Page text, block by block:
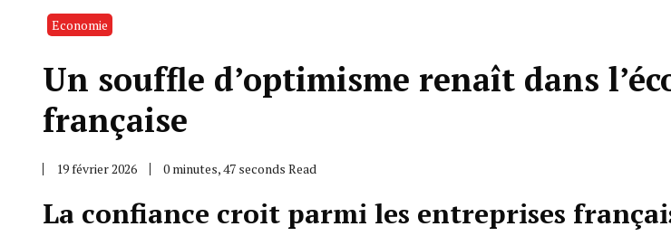
Economie
Un souffle d’optimisme renaît dans
française
19 février 2026 0 minutes, 47 seconds Read
La confiance croit parmi les entreprises